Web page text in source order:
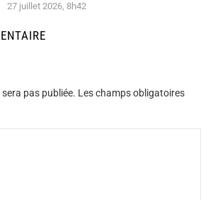
27 juillet 2026, 8h42
pas publiée. Les champs obligatoires